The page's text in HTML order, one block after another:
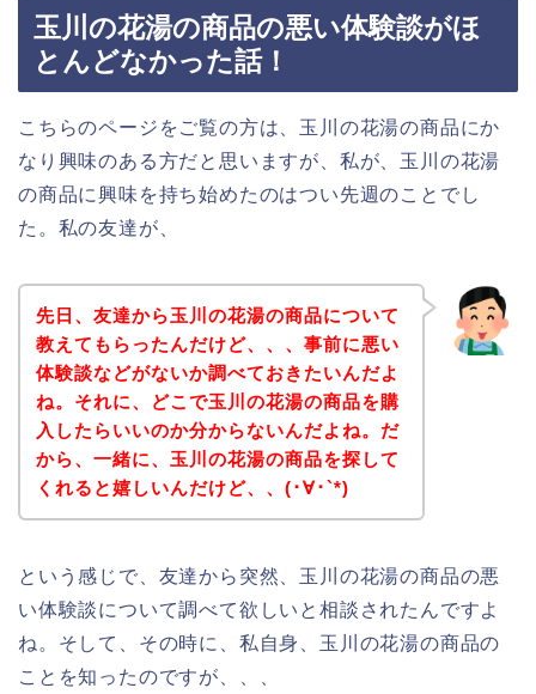
玉川の花湯の商品の悪い体験談がほ
とんどなかった話！
こちらのページをご覧の方は、玉川の花湯の商品にか
なり興味のある方だと思いますが、私が、玉川の花湯
の商品に興味を持ち始めたのはつい先週のことでし
た。私の友達が、
先日、友達から玉川の花湯の商品について
教えてもらったんだけど、、、事前に悪い
体験談などがないか調べておきたいんだよ
ね。それに、どこで玉川の花湯の商品を購
入したらいいのか分からないんだよね。だ
から、一緒に、玉川の花湯の商品を探して
くれると嬉しいんだけど、、(･∀･`*)
という感じで、友達から突然、玉川の花湯の商品の悪
い体験談について調べて欲しいと相談されたんですよ
ね。そして、その時に、私自身、玉川の花湯の商品の
ことを知ったのですが、、、